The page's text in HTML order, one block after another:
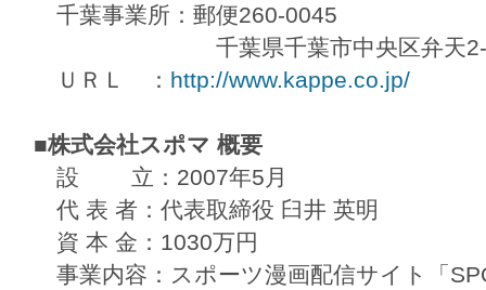
千葉事業所：郵便260-0045
千葉県千葉市中央区弁天2-22-6
ＵＲＬ ： http://www.kappe.co.jp/
■株式会社スポマ 概要
設 立：2007年5月
代 表 者：代表取締役 臼井 英明
資 本 金：1030万円
事業内容：スポーツ漫画配信サイト「